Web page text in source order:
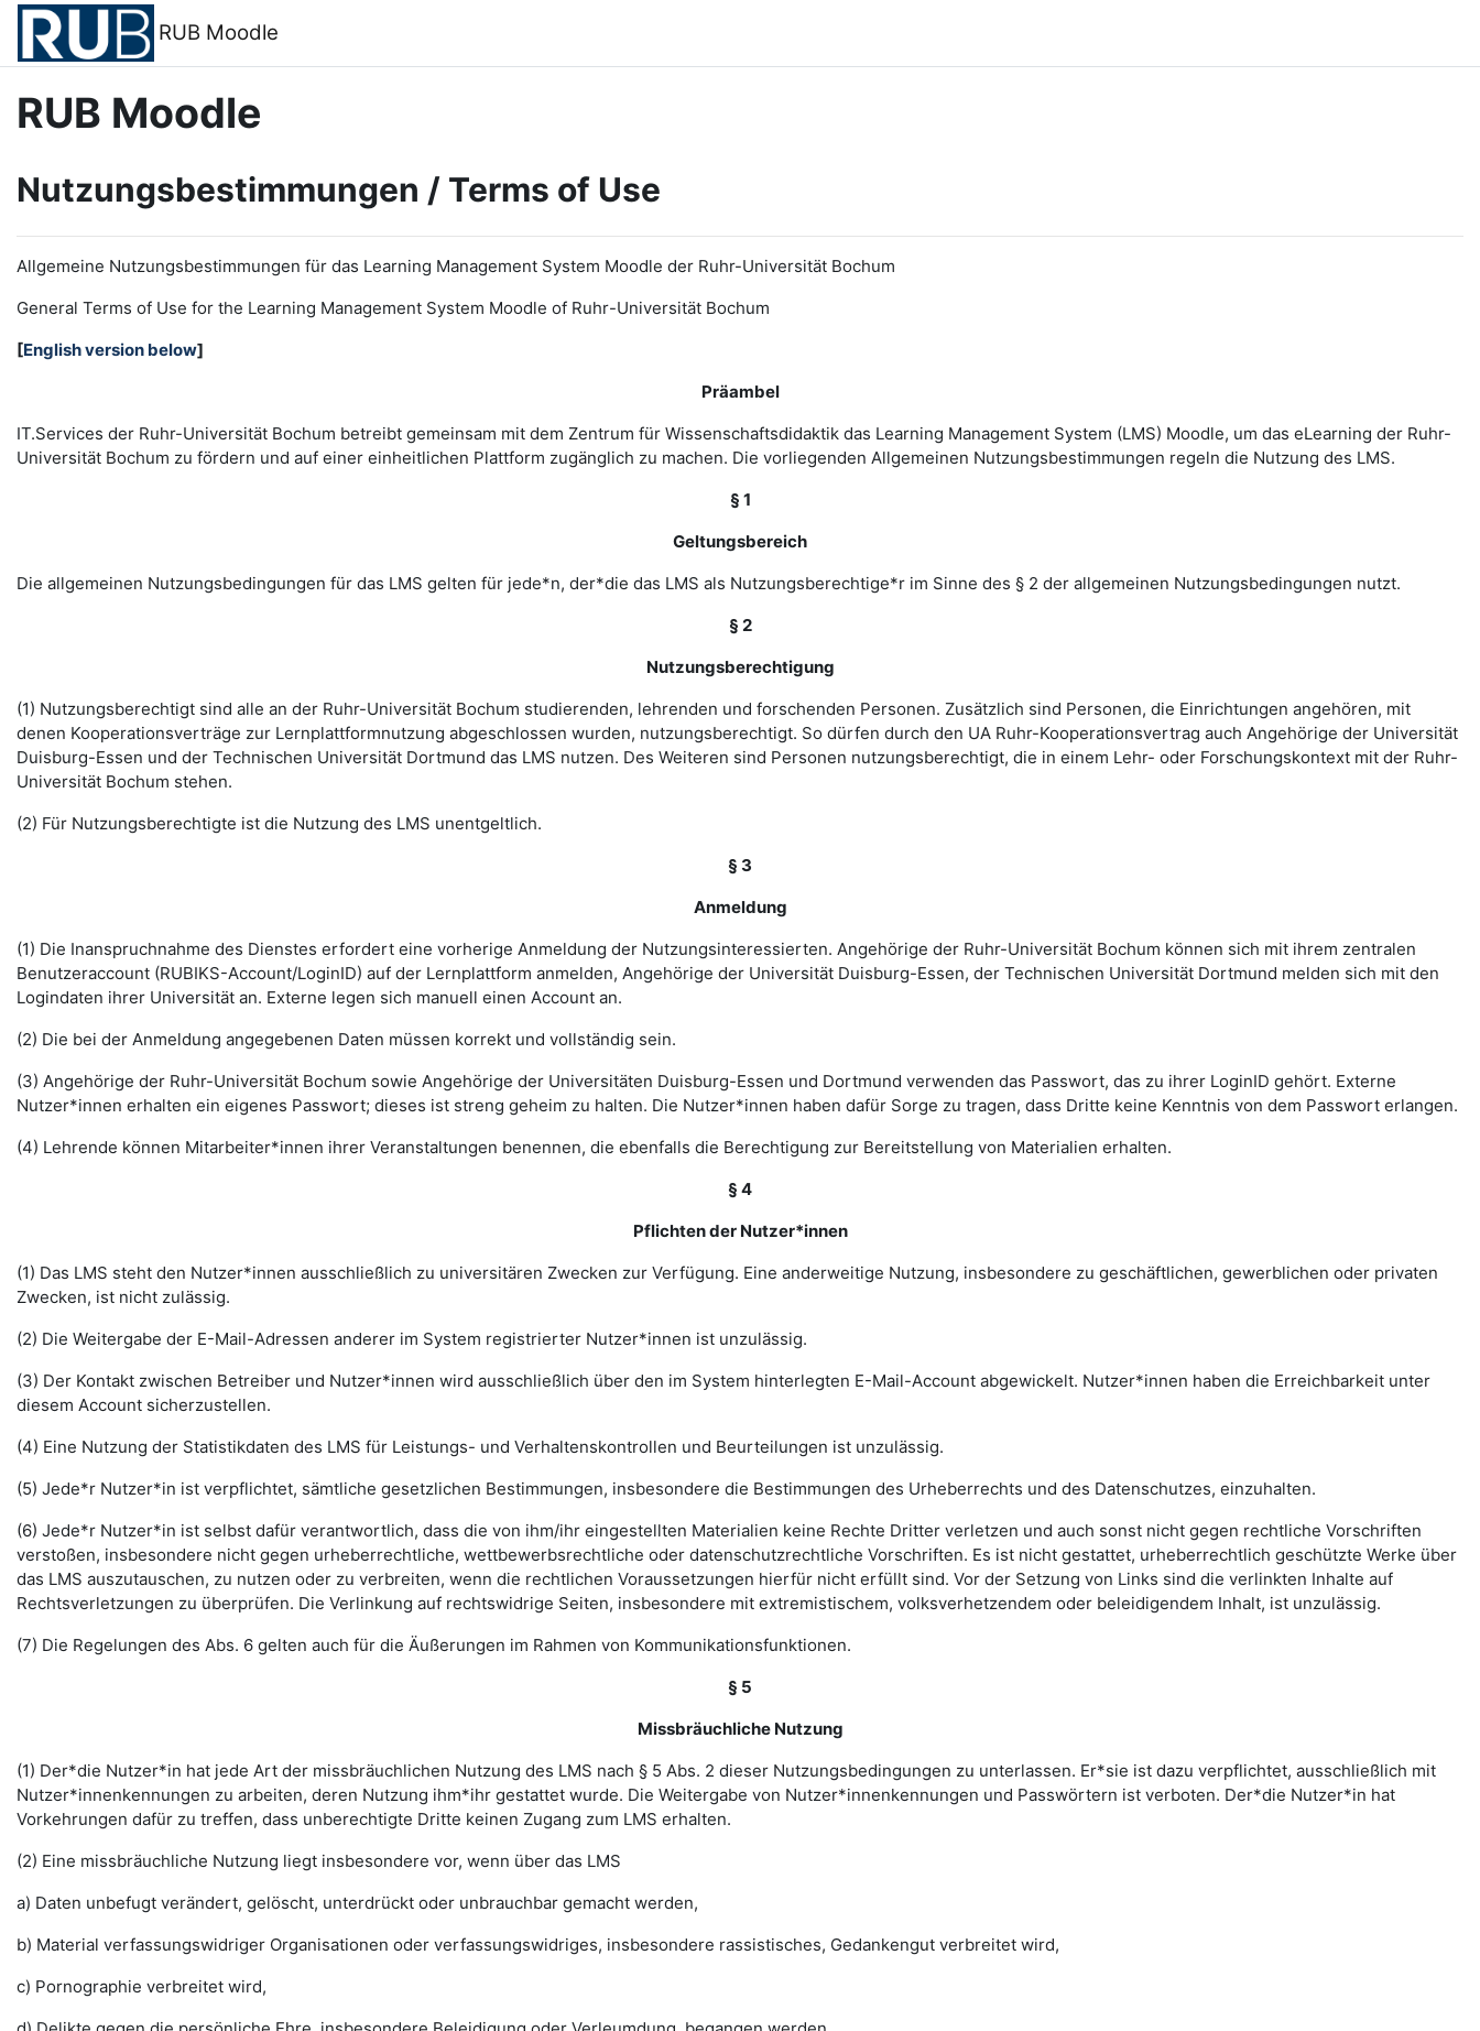
Zum Hauptinhalt
RUB Moodle
RUB Moodle
Nutzungsbestimmungen / Terms of Use
Allgemeine Nutzungsbestimmungen für das Learning Management System Moodle der Ruhr-Universität Bochum
General Terms of Use for the Learning Management System Moodle of Ruhr-Universität Bochum
[English version below]
Präambel
IT.Services der Ruhr-Universität Bochum betreibt gemeinsam mit dem Zentrum für Wissenschaftsdidaktik das Learning Management System (LMS) Moodle, um das eLearning der Ruhr-
Universität Bochum zu fördern und auf einer einheitlichen Plattform zugänglich zu machen. Die vorliegenden Allgemeinen Nutzungsbestimmungen regeln die Nutzung des LMS.
§ 1
Geltungsbereich
Die allgemeinen Nutzungsbedingungen für das LMS gelten für jede*n, der*die das LMS als Nutzungsberechtige*r im Sinne des § 2 der allgemeinen Nutzungsbedingungen nutzt.
§ 2
Nutzungsberechtigung
(1) Nutzungsberechtigt sind alle an der Ruhr-Universität Bochum studierenden, lehrenden und forschenden Personen. Zusätzlich sind Personen, die Einrichtungen angehören, mit
denen Kooperationsverträge zur Lernplattformnutzung abgeschlossen wurden, nutzungsberechtigt. So dürfen durch den UA Ruhr-Kooperationsvertrag auch Angehörige der Universität
Duisburg-Essen und der Technischen Universität Dortmund das LMS nutzen. Des Weiteren sind Personen nutzungsberechtigt, die in einem Lehr- oder Forschungskontext mit der Ruhr-
Universität Bochum stehen.
(2) Für Nutzungsberechtigte ist die Nutzung des LMS unentgeltlich.
§ 3
Anmeldung
(1) Die Inanspruchnahme des Dienstes erfordert eine vorherige Anmeldung der Nutzungsinteressierten. Angehörige der Ruhr-Universität Bochum können sich mit ihrem zentralen
Benutzeraccount (RUBIKS-Account/LoginID) auf der Lernplattform anmelden, Angehörige der Universität Duisburg-Essen, der Technischen Universität Dortmund melden sich mit den
Logindaten ihrer Universität an. Externe legen sich manuell einen Account an.
(2) Die bei der Anmeldung angegebenen Daten müssen korrekt und vollständig sein.
(3) Angehörige der Ruhr-Universität Bochum sowie Angehörige der Universitäten Duisburg-Essen und Dortmund verwenden das Passwort, das zu ihrer LoginID gehört. Externe
Nutzer*innen erhalten ein eigenes Passwort; dieses ist streng geheim zu halten. Die Nutzer*innen haben dafür Sorge zu tragen, dass Dritte keine Kenntnis von dem Passwort erlangen.
(4) Lehrende können Mitarbeiter*innen ihrer Veranstaltungen benennen, die ebenfalls die Berechtigung zur Bereitstellung von Materialien erhalten.
§ 4
Pflichten der Nutzer*innen
(1) Das LMS steht den Nutzer*innen ausschließlich zu universitären Zwecken zur Verfügung. Eine anderweitige Nutzung, insbesondere zu geschäftlichen, gewerblichen oder privaten
Zwecken, ist nicht zulässig.
(2) Die Weitergabe der E-Mail-Adressen anderer im System registrierter Nutzer*innen ist unzulässig.
(3) Der Kontakt zwischen Betreiber und Nutzer*innen wird ausschließlich über den im System hinterlegten E-Mail-Account abgewickelt. Nutzer*innen haben die Erreichbarkeit unter
diesem Account sicherzustellen.
(4) Eine Nutzung der Statistikdaten des LMS für Leistungs- und Verhaltenskontrollen und Beurteilungen ist unzulässig.
(5) Jede*r Nutzer*in ist verpflichtet, sämtliche gesetzlichen Bestimmungen, insbesondere die Bestimmungen des Urheberrechts und des Datenschutzes, einzuhalten.
(6) Jede*r Nutzer*in ist selbst dafür verantwortlich, dass die von ihm/ihr eingestellten Materialien keine Rechte Dritter verletzen und auch sonst nicht gegen rechtliche Vorschriften
verstoßen, insbesondere nicht gegen urheberrechtliche, wettbewerbsrechtliche oder datenschutzrechtliche Vorschriften. Es ist nicht gestattet, urheberrechtlich geschützte Werke über
das LMS auszutauschen, zu nutzen oder zu verbreiten, wenn die rechtlichen Voraussetzungen hierfür nicht erfüllt sind. Vor der Setzung von Links sind die verlinkten Inhalte auf
Rechtsverletzungen zu überprüfen. Die Verlinkung auf rechtswidrige Seiten, insbesondere mit extremistischem, volksverhetzendem oder beleidigendem Inhalt, ist unzulässig.
(7) Die Regelungen des Abs. 6 gelten auch für die Äußerungen im Rahmen von Kommunikationsfunktionen.
§ 5
Missbräuchliche Nutzung
(1) Der*die Nutzer*in hat jede Art der missbräuchlichen Nutzung des LMS nach § 5 Abs. 2 dieser Nutzungsbedingungen zu unterlassen. Er*sie ist dazu verpflichtet, ausschließlich mit
Nutzer*innenkennungen zu arbeiten, deren Nutzung ihm*ihr gestattet wurde. Die Weitergabe von Nutzer*innenkennungen und Passwörtern ist verboten. Der*die Nutzer*in hat
Vorkehrungen dafür zu treffen, dass unberechtigte Dritte keinen Zugang zum LMS erhalten.
(2) Eine missbräuchliche Nutzung liegt insbesondere vor, wenn über das LMS
a) Daten unbefugt verändert, gelöscht, unterdrückt oder unbrauchbar gemacht werden,
b) Material verfassungswidriger Organisationen oder verfassungswidriges, insbesondere rassistisches, Gedankengut verbreitet wird,
c) Pornographie verbreitet wird,